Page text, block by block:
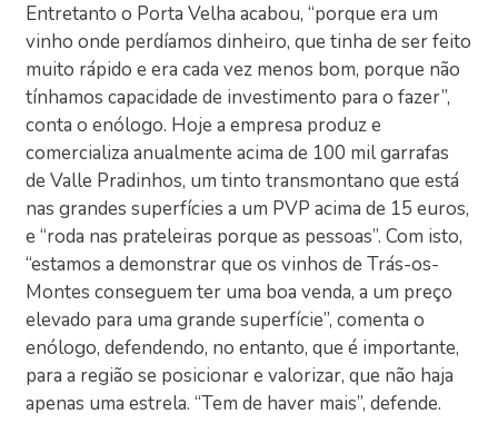
Entretanto o Porta Velha acabou, “porque era um
vinho onde perdíamos dinheiro, que tinha de ser feito
muito rápido e era cada vez menos bom, porque não
tínhamos capacidade de investimento para o fazer”,
conta o enólogo. Hoje a empresa produz e
comercializa anualmente acima de 100 mil garrafas
de Valle Pradinhos, um tinto transmontano que está
nas grandes superfícies a um PVP acima de 15 euros,
e “roda nas prateleiras porque as pessoas”. Com isto,
“estamos a demonstrar que os vinhos de Trás-os-
Montes conseguem ter uma boa venda, a um preço
elevado para uma grande superfície”, comenta o
enólogo, defendendo, no entanto, que é importante,
para a região se posicionar e valorizar, que não haja
apenas uma estrela. “Tem de haver mais”, defende.